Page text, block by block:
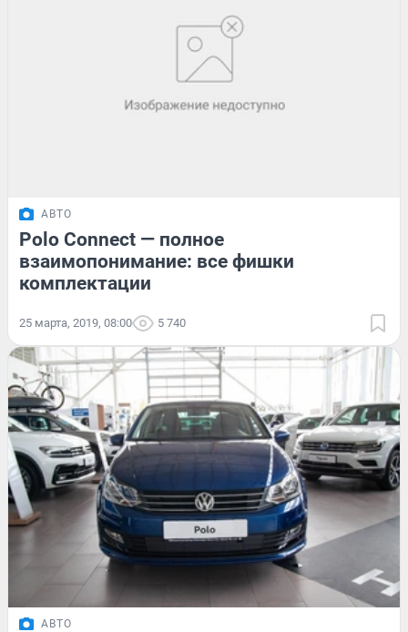
АВТО
Polo Connect — полное
взаимопонимание: все фишки
комплектации
25 марта, 2019, 08:00 5 740
АВТО